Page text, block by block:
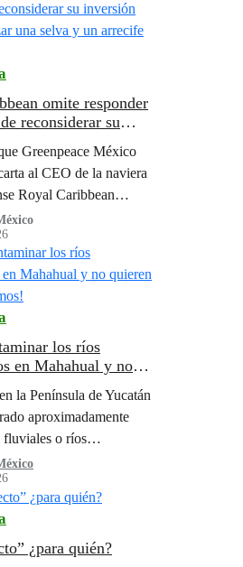
los manglares.
omite responder
reconsiderar su
vivos.
Greenpeace México
al CEO de la naviera
Royal Caribbean
Michael Bayley, así
en México, Ari
contrapropuesta
proyecto turístico
Mahahual, la naviera
los ríos
en Mahahual y no
la Península de Yucatán
aproximadamente
fluviales o ríos
Algo así como 1,650
podrían ser apenas
¿para quién?